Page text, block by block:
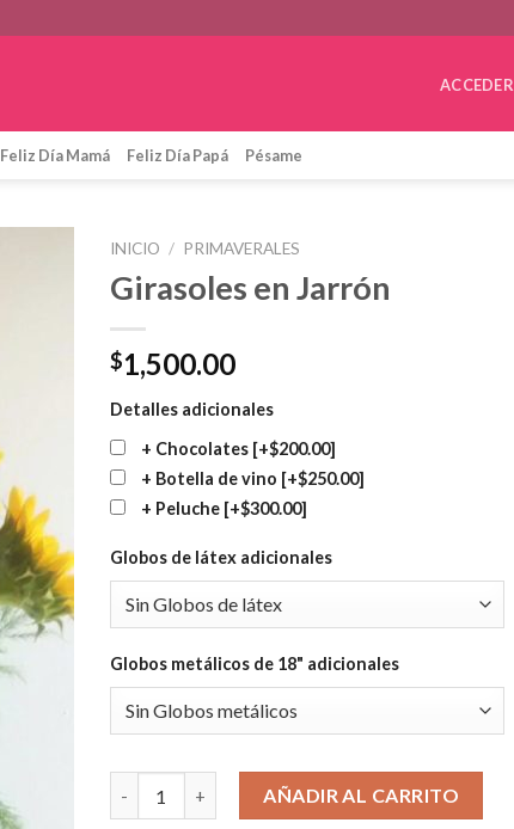
ACCEDER
Feliz Día Mamá Feliz Día Papá Pésame
INICIO / PRIMAVERALES
Girasoles en Jarrón
$1,500.00
Detalles adicionales
+ Chocolates [+$200.00]
+ Botella de vino [+$250.00]
+ Peluche [+$300.00]
Globos de látex adicionales
Globos metálicos de 18" adicionales
Girasoles en Jarrón cantidadAÑADIR AL CARRITO